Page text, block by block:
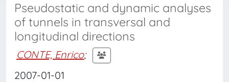
Pseudostatic and dynamic analyses
of tunnels in transversal and
longitudinal directions
CONTE, Enrico;
2007-01-01